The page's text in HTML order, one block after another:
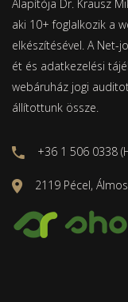
Alapítója Dr. Krausz
aki 10+ foglalkozik a
elkészítésével. A Net-
ét és adatkezelési
webáruház jogi
állítottunk össze.
+36 1 506 0338
2119 Pécel,